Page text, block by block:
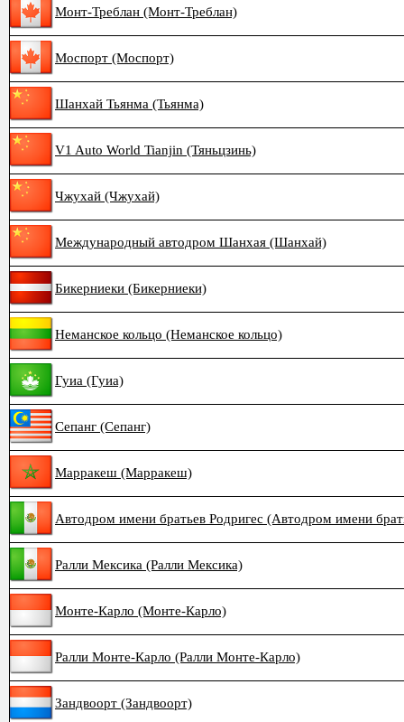
Монт-Треблан (Монт-Треблан)
Моспорт (Моспорт)
Шанхай Тьянма (Тьянма)
V1 Auto World Tianjin (Тяньцзинь)
Чжухай (Чжухай)
Международный автодром Шанхая (Шанхай)
Бикерниеки (Бикерниеки)
Неманское кольцо (Неманское кольцо)
Гуиа (Гуиа)
Сепанг (Сепанг)
Марракеш (Марракеш)
Автодром имени братьев Родригес (Автодром имени
Ралли Мексика (Ралли Мексика)
Монте-Карло (Монте-Карло)
Ралли Монте-Карло (Ралли Монте-Карло)
Зандвоорт (Зандвоорт)